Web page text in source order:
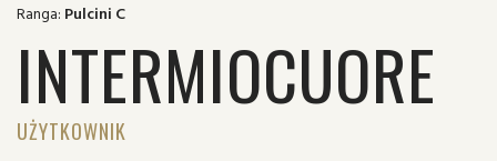
Ranga: Pulcini C
INTERMIOCUORE
UŻYTKOWNIK